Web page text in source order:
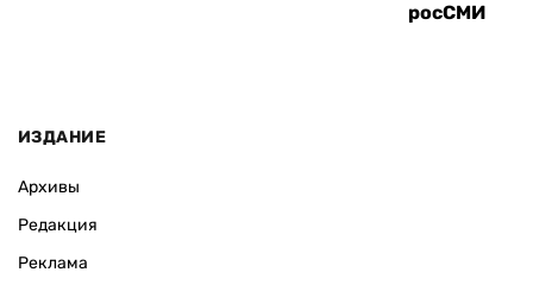
росСМИ
ИЗДАНИЕ
Архивы
Редакция
Реклама